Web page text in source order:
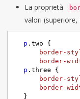
La proprietà
valori
p .two {
border-
border-
p .three {
border-
border-
}